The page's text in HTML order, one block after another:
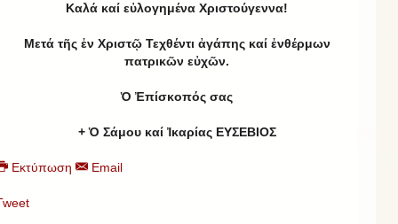
Καλά καί εὐλογημένα Χριστούγεννα!
Μετά τῆς ἐν Χριστῷ Τεχθέντι ἀγάπης καί ἐνθέρμων
πατρικῶν εὐχῶν.
Ὁ Ἐπίσκοπός σας
+ Ὁ Σάμου καί Ἰκαρίας ΕΥΣΕΒΙΟΣ
Εκτύπωση Email